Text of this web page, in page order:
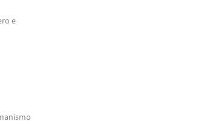
e